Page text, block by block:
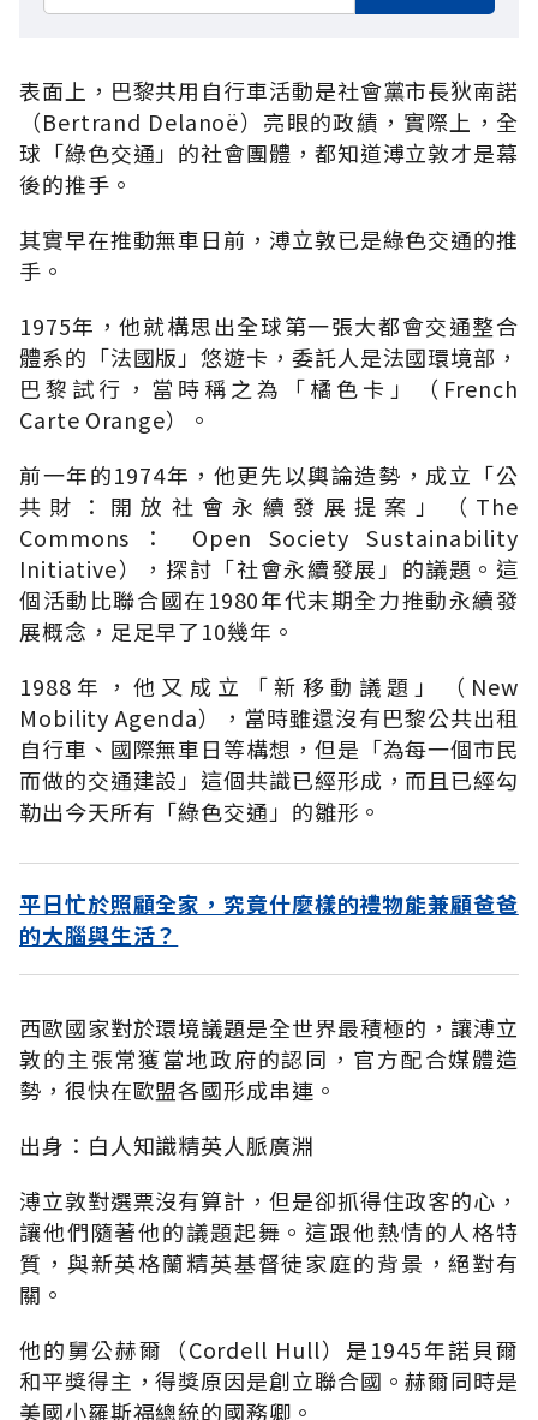
表面上，巴黎共用自行車活動是社會黨市長狄南諾
（Bertrand Delanoë）亮眼的政績，實際上，全
球「綠色交通」的社會團體，都知道溥立敦才是幕
後的推手。
其實早在推動無車日前，溥立敦已是綠色交通的推
手。
1975年，他就構思出全球第一張大都會交通整合
體系的「法國版」悠遊卡，委託人是法國環境部，
巴黎試行，當時稱之為「橘色卡」（French
Carte Orange）。
前一年的1974年，他更先以輿論造勢，成立「公
共財：開放社會永續發展提案」（The
Commons： Open Society Sustainability
Initiative），探討「社會永續發展」的議題。這
個活動比聯合國在1980年代末期全力推動永續發
展概念，足足早了10幾年。
1988年，他又成立「新移動議題」（New
Mobility Agenda），當時雖還沒有巴黎公共出租
自行車、國際無車日等構想，但是「為每一個市民
而做的交通建設」這個共識已經形成，而且已經勾
勒出今天所有「綠色交通」的雛形。
平日忙於照顧全家，究竟什麼樣的禮物能兼顧爸爸
的大腦與生活？
西歐國家對於環境議題是全世界最積極的，讓溥立
敦的主張常獲當地政府的認同，官方配合媒體造
勢，很快在歐盟各國形成串連。
出身：白人知識精英人脈廣淵
溥立敦對選票沒有算計，但是卻抓得住政客的心，
讓他們隨著他的議題起舞。這跟他熱情的人格特
質，與新英格蘭精英基督徒家庭的背景，絕對有
關。
他的舅公赫爾（Cordell Hull）是1945年諾貝爾
和平獎得主，得獎原因是創立聯合國。赫爾同時是
美國小羅斯福總統的國務卿。